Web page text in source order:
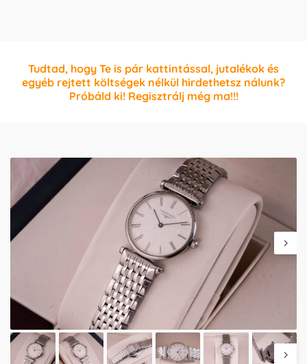
Tudtad, hogy Te is pár kattintással, jutalékok és
egyéb rejtett költségek nélkül hirdethetsz nálunk?
Próbáld ki! Regisztrálj még ma!!!